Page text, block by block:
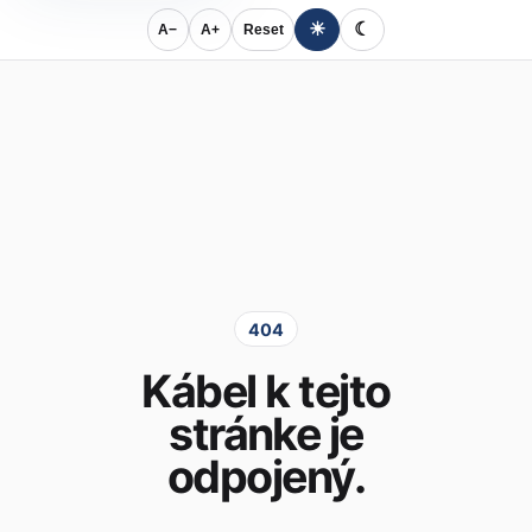
A− A+ Reset ☀ ☾
404
Kábel k tejto
stránke je
odpojený.